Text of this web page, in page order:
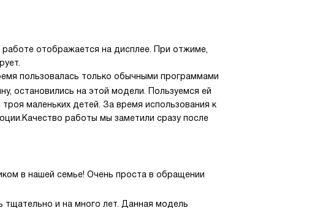
отображается на дисплее. При отжиме,
пользовалась только обычными программами
остановились на этой модели. Пользуемся ей
маленьких детей. За время использования к
работы мы заметили сразу после
в нашей семье! Очень проста в обращении
тщательно и на много лет. Данная модель